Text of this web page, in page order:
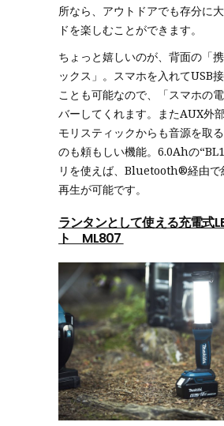
所なら、アウトドアでも存分に
ドを楽しむことができます。
ちょっと嬉しいのが、背面の「
ックス」。スマホを入れてUSB
ことも可能なので、「スマホの
バーしてくれます。またAUX外
モリスティックからも音源を取
のも頼もしい機能。6.0Ahの
リを使えば、Bluetooth®経由で
再生が可能です。
ランタンとして使える充電式
ト ML807